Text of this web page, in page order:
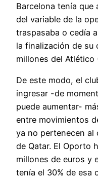
Barcelona tenía
del variable de la
traspasaba o cedía
la finalización de su
millones del Atlético
De este modo, el
ingresar -de
puede aumentar-
entre movimientos
ya no pertenecen al
de Qatar. El Oporto
millones de euros y
tenía el 30% de esa